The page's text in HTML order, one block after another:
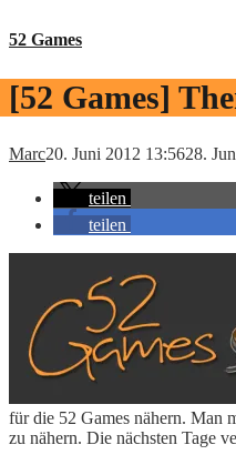
52 Games
[52 Games]
Marc20. Juni 2012 13:5628.
teilen
teilen
für die 52 Games nähern. Man
zu nähern. Die nächsten Tage